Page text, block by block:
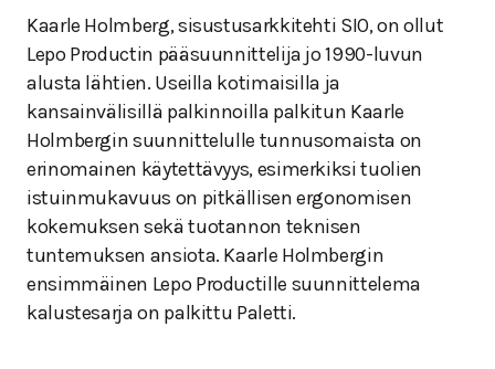
Kaarle Holmberg, sisustusarkkitehti SIO, on ollut
Lepo Productin pääsuunnittelija jo 1990-luvun
alusta lähtien. Useilla kotimaisilla ja
kansainvälisillä palkinnoilla palkitun Kaarle
Holmbergin suunnittelulle tunnusomaista on
erinomainen käytettävyys, esimerkiksi tuolien
istuinmukavuus on pitkällisen ergonomisen
kokemuksen sekä tuotannon teknisen
tuntemuksen ansiota. Kaarle Holmbergin
ensimmäinen Lepo Productille suunnittelema
kalustesarja on palkittu Paletti.